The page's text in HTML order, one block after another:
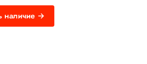
наличие →